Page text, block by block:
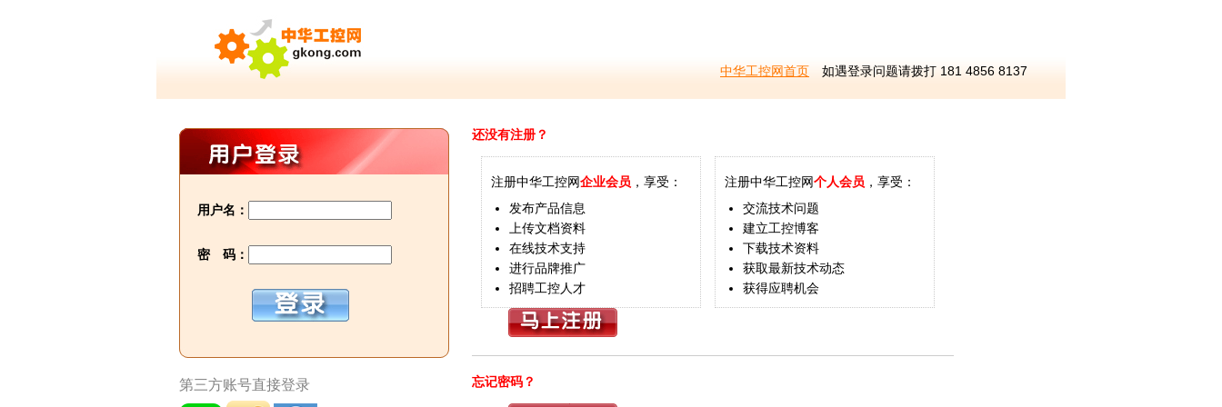
中华工控网首页 如遇登录问题请拨打 181 4856 8137
用户名：
密 码：
第三方账号直接登录
还没有注册？
注册中华工控网企业会员 ，享受：
发布产品信息
上传文档资料
在线技术支持
进行品牌推广
招聘工控人才
注册中华工控网个人会员 ，享受：
交流技术问题
建立工控博客
下载技术资料
获取最新技术动态
获得应聘机会
忘记密码？